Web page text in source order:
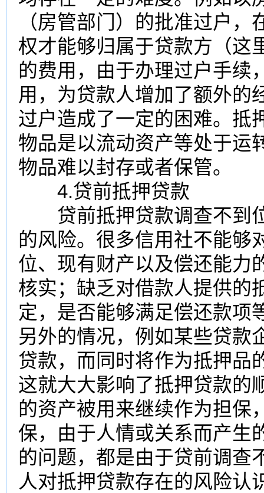
（房管部门）的批准过户
权才能够归属于贷款方（这
的费用，由于办理过户手续
用，为贷款人增加了额外的
过户造成了一定的困难。抵
物品是以流动资产等处于运
物品难以封存或者保管。
4.贷前抵押贷款
贷前抵押贷款调查不到
的风险。很多信用社不能够
位、现有财产以及偿还能力
核实；缺乏对借款人提供的
定，是否能够满足偿还款项
另外的情况，例如某些贷款
贷款，而同时将作为抵押品
这就大大影响了抵押贷款的
的资产被用来继续作为担保
保，由于人情或关系而产生
的问题，都是由于贷前调查
人对抵押贷款存在的风险认